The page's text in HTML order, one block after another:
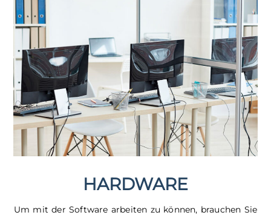
HARDWARE
Um mit der Software arbeiten zu können, brauchen Sie